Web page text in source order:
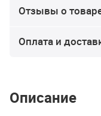
Отзывы о
Оплата и
Описание